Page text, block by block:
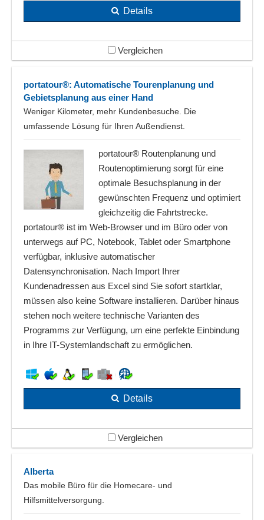
Details
Vergleichen
portatour®: Automatische Tourenplanung und
Gebietsplanung aus einer Hand
Weniger Kilometer, mehr Kundenbesuche. Die
umfassende Lösung für Ihren Außendienst.
portatour® Routenplanung und
Routenoptimierung sorgt für eine
optimale Besuchsplanung in der
gewünschten Frequenz und optimiert
gleichzeitig die Fahrtstrecke.
portatour® ist im Web-Browser und im Büro oder von
unterwegs auf PC, Notebook, Tablet oder Smartphone
verfügbar, inklusive automatischer
Datensynchronisation. Nach Import Ihrer
Kundenadressen aus Excel sind Sie sofort startklar,
müssen also keine Software installieren. Darüber hinaus
stehen noch weitere technische Varianten des
Programms zur Verfügung, um eine perfekte Einbindung
in Ihre IT-Systemlandschaft zu ermöglichen.
Details
Vergleichen
Alberta
Das mobile Büro für die Homecare- und
Hilfsmittelversorgung.